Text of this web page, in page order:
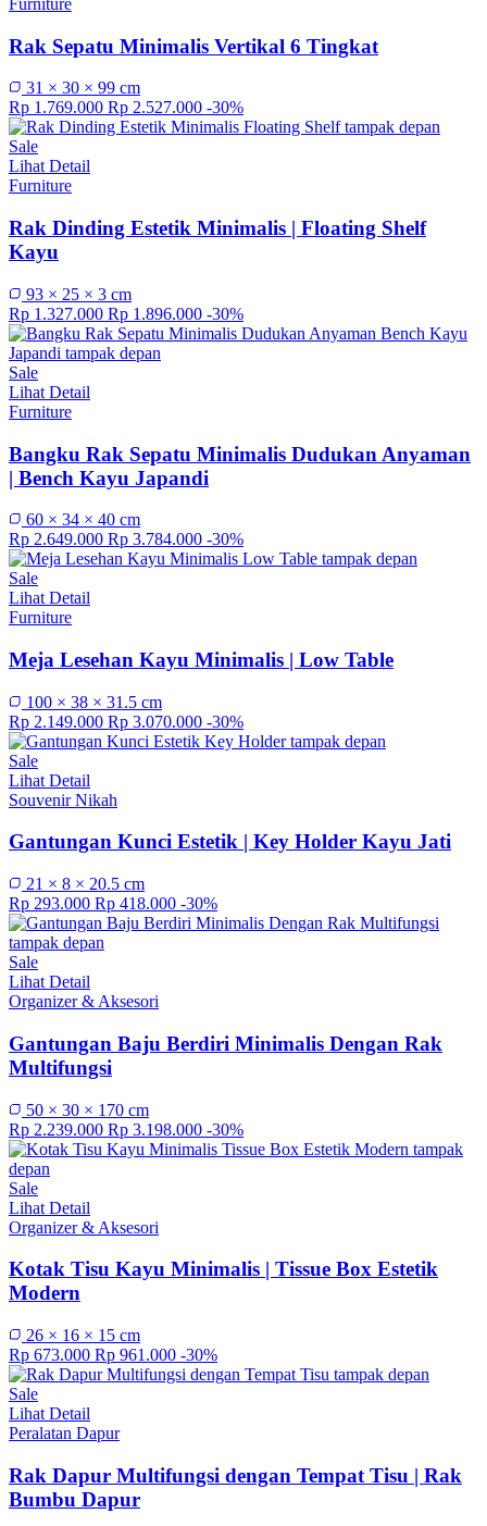
Furniture
Rak Sepatu Minimalis Vertikal 6 Tingkat
31 × 30 × 99 cm
Rp 1.769.000 Rp 2.527.000 -30%
Sale
Lihat Detail
Furniture
Rak Dinding Estetik Minimalis | Floating Shelf
Kayu
93 × 25 × 3 cm
Rp 1.327.000 Rp 1.896.000 -30%
Sale
Lihat Detail
Furniture
Bangku Rak Sepatu Minimalis Dudukan Anyaman
| Bench Kayu Japandi
60 × 34 × 40 cm
Rp 2.649.000 Rp 3.784.000 -30%
Sale
Lihat Detail
Furniture
Meja Lesehan Kayu Minimalis | Low Table
100 × 38 × 31.5 cm
Rp 2.149.000 Rp 3.070.000 -30%
Sale
Lihat Detail
Souvenir Nikah
Gantungan Kunci Estetik | Key Holder Kayu Jati
21 × 8 × 20.5 cm
Rp 293.000 Rp 418.000 -30%
Sale
Lihat Detail
Organizer & Aksesori
Gantungan Baju Berdiri Minimalis Dengan Rak
Multifungsi
50 × 30 × 170 cm
Rp 2.239.000 Rp 3.198.000 -30%
Sale
Lihat Detail
Organizer & Aksesori
Kotak Tisu Kayu Minimalis | Tissue Box Estetik
Modern
26 × 16 × 15 cm
Rp 673.000 Rp 961.000 -30%
Sale
Lihat Detail
Peralatan Dapur
Rak Dapur Multifungsi dengan Tempat Tisu | Rak
Bumbu Dapur